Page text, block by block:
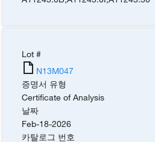
Lot #
N13M047
증명서 유형
Certificate of Analysis
날짜
Feb-18-2026
카탈로그 번호